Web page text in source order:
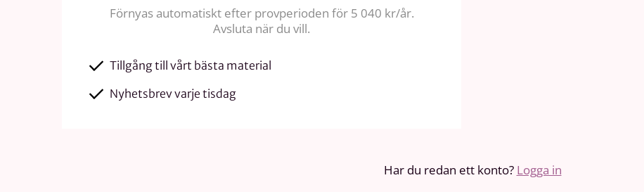
Förnyas automatiskt efter provperioden för 5 040 kr/år.
Avsluta när du vill.
Tillgång till vårt bästa material
Nyhetsbrev varje tisdag
Har du redan ett konto? Logga in